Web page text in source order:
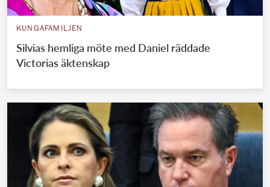
KUNGAFAMILJEN
Silvias hemliga möte med Daniel räddade
Victorias äktenskap